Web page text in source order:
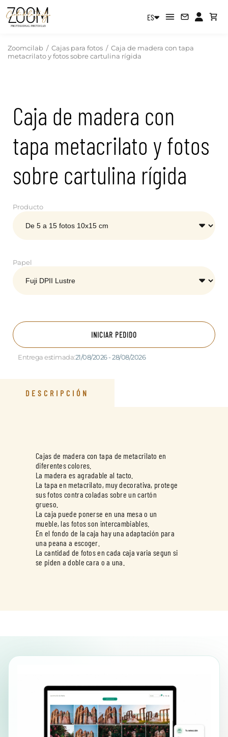
ES
Zoomcilab / Cajas para fotos / Caja de madera con tapa
metacrilato y fotos sobre cartulina rígida
Caja de madera con
tapa metacrilato y fotos
sobre cartulina rígida
Producto
Papel
INICIAR PEDIDO
Entrega estimada:21/08/2026 - 28/08/2026
DESCRIPCIÓN
Cajas de madera con tapa de metacrilato en
diferentes colores.
La madera es agradable al tacto.
La tapa en metacrilato, muy decorativa, protege
sus fotos contra coladas sobre un cartón
grueso.
La caja puede ponerse en una mesa o un
mueble, las fotos son intercambiables.
En el fondo de la caja hay una adaptación para
una peana a escoger.
La cantidad de fotos en cada caja varia segun si
se piden a doble cara o a una.